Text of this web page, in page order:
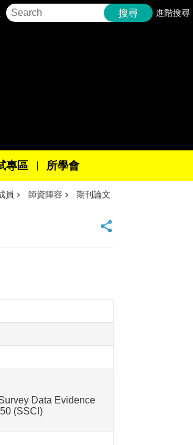
搜尋 進階搜尋
專區 所學會
員 師資陣容 期刊論文
Data Evidence
(SSCI)